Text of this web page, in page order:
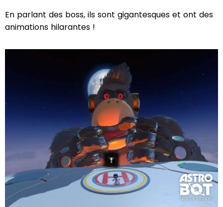
En parlant des boss, ils sont gigantesques et ont des
animations hilarantes !